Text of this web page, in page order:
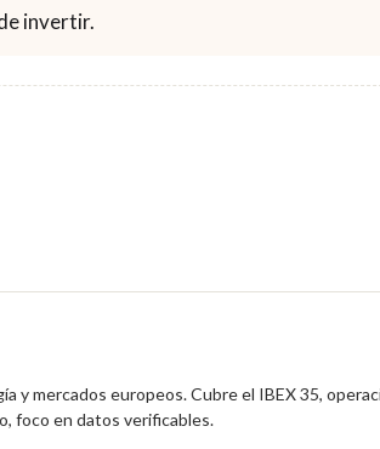
invertir.
y mercados europeos. Cubre el IBEX 35,
foco en datos verificables.